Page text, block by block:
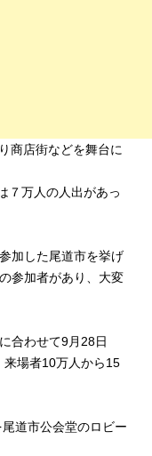
商店街などを舞台に
７万人の人出があっ
加した尾道市を挙げ
参加者があり、大変
合わせて9月28日
来場者10万人から15
道市公会堂のロビー